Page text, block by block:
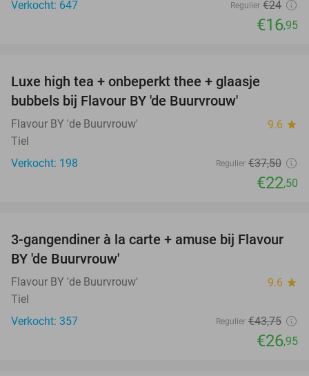
Verkocht: 647
Regulier €24
€16,95
Luxe high tea + onbeperkt thee + glaasje
bubbels bij Flavour BY 'de Buurvrouw'
Flavour BY 'de Buurvrouw' 9.6 star
Tiel
Verkocht: 198
Regulier €37,50
€22,50
38%
3-gangendiner à la carte + amuse bij Flavour
BY 'de Buurvrouw'
Flavour BY 'de Buurvrouw' 9.6 star
Tiel
Verkocht: 357
Regulier €43,75
€26,95